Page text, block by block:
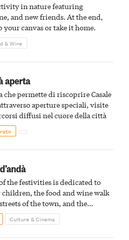
in nature featuring
and new friends. At the end,
your canvas or take it home.
& Wine
aperta
che permette di riscoprire Casale
aperture speciali, visite
diffusi nel cuore della città
the festivities is dedicated to
children, the food and wine walk
of the town, and the
Culture & Cinema